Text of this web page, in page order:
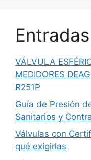
VÁLVULA
MEDIDORES
R251P
Guía de Presión
Sanitarios y
Válvulas con
qué exigirlas